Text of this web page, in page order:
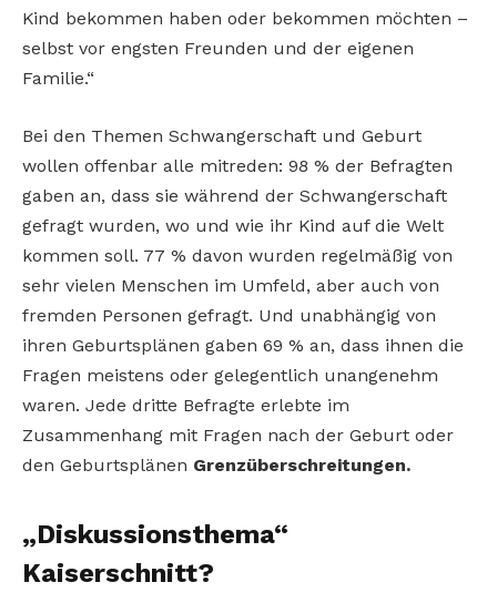
Kind bekommen haben oder bekommen möchten –
selbst vor engsten Freunden und der eigenen
Familie.“
Bei den Themen Schwangerschaft und Geburt
wollen offenbar alle mitreden: 98 % der Befragten
gaben an, dass sie während der Schwangerschaft
gefragt wurden, wo und wie ihr Kind auf die Welt
kommen soll. 77 % davon wurden regelmäßig von
sehr vielen Menschen im Umfeld, aber auch von
fremden Personen gefragt. Und unabhängig von
ihren Geburtsplänen gaben 69 % an, dass ihnen die
Fragen meistens oder gelegentlich unangenehm
waren. Jede dritte Befragte erlebte im
Zusammenhang mit Fragen nach der Geburt oder
den Geburtsplänen Grenzüberschreitungen.
„Diskussionsthema“
Kaiserschnitt?